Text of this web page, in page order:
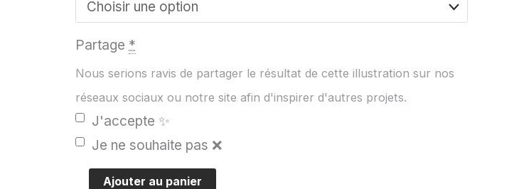
Partage *
Nous serions ravis de partager le résultat de cette illustration sur nos
réseaux sociaux ou notre site afin d'inspirer d'autres projets.
J'accepte ✨
Je ne souhaite pas ❌
quantitéAjouter au panier